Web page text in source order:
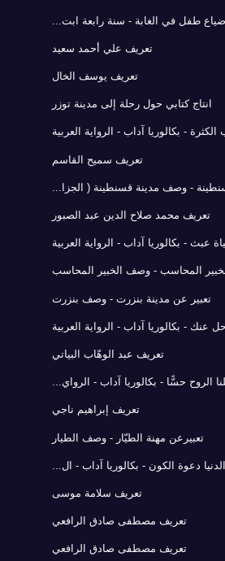
طفل في الغابة - سنة رابعة ابت...
تعريف علي أحمد سعيد
تعريف يوسف الخال
انتاج كتابي حول رحلة إلى مدينة توزر
- بكالوريا آداب - الرواية العربية
تعريف سميح القاسم
- وصف مدينة قسنطينة ( الجزا...
تعريف محمد صلاح الدين عبد الصبور
عبث - بكالوريا آداب - الرواية العربية
المحاسب - وصف الخبير المحاسب
تعبير عن مدينة بنزرت - وصف بنزرت
- بكالوريا آداب - الرواية العربية
تعريف عبد الوهّاب البياتي
الروح حسًّا - بكالوريا آداب - الرواي...
تعريف إبراهيم ناجي
تعبيرعن مهنة الطيّار - وصف الطيار
دعوة الكون - بكالوريا آداب - ال...
تعريف سلامة موسى
تعريف مصطفى صادق الرافعي
تعريف مصطفى صادق الرافعي